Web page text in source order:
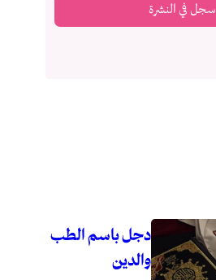
سجل في النشرة
دجل باسم الطب
والدين